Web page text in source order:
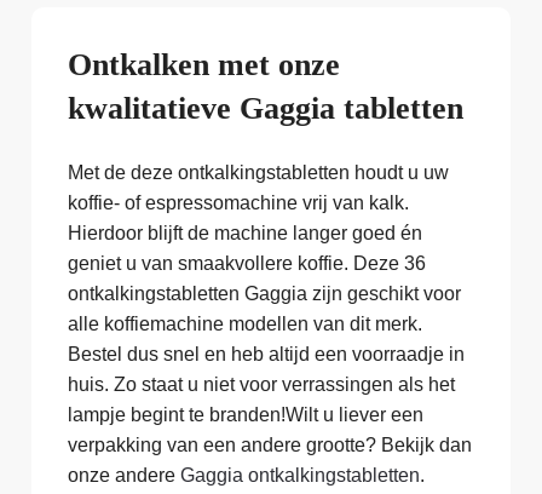
Ontkalken met onze
kwalitatieve Gaggia tabletten
Met de deze ontkalkingstabletten houdt u uw
koffie- of espressomachine vrij van kalk.
Hierdoor blijft de machine langer goed én
geniet u van smaakvollere koffie. Deze 36
ontkalkingstabletten Gaggia zijn geschikt voor
alle koffiemachine modellen van dit merk.
Bestel dus snel en heb altijd een voorraadje in
huis. Zo staat u niet voor verrassingen als het
lampje begint te branden!Wilt u liever een
verpakking van een andere grootte? Bekijk dan
onze andere Gaggia ontkalkingstabletten.